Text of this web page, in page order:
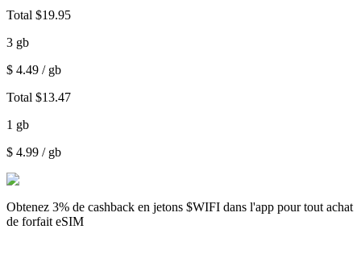
Total $19.95
3 gb
$ 4.49 / gb
Total $13.47
1 gb
$ 4.99 / gb
Obtenez 3% de cashback en jetons $WIFI dans l'app pour tout achat
de forfait eSIM